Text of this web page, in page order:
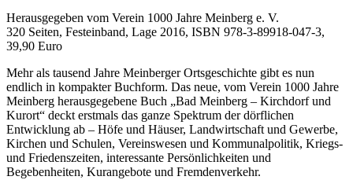
Herausgegeben vom Verein 1000 Jahre Meinberg e. V.
320 Seiten, Festeinband, Lage 2016, ISBN 978-3-89918-047-3,
39,90 Euro
Mehr als tausend Jahre Meinberger Ortsgeschichte gibt es nun
endlich in kompakter Buchform. Das neue, vom Verein 1000 Jahre
Meinberg herausgegebene Buch „Bad Meinberg – Kirchdorf und
Kurort“ deckt erstmals das ganze Spektrum der dörflichen
Entwicklung ab – Höfe und Häuser, Landwirtschaft und Gewerbe,
Kirchen und Schulen, Vereinswesen und Kommunalpolitik, Kriegs-
und Friedenszeiten, interessante Persönlichkeiten und
Begebenheiten, Kurangebote und Fremdenverkehr.